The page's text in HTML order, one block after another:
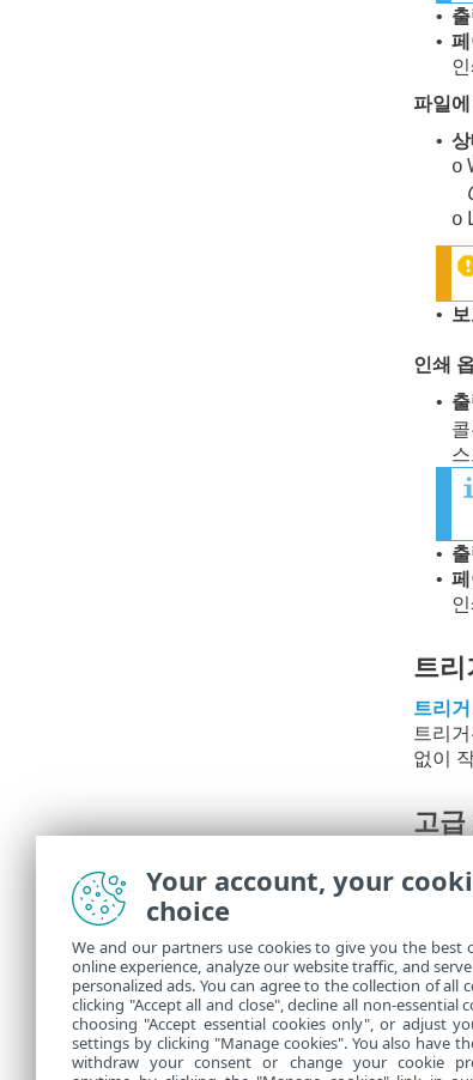
•
•
파일
•
o
o
•
인쇄
•
•
•
트리
트리거
트리
없이
고급
구성
작업
Your account, your
choice
We and our partners use cookies to give you the best
online experience, analyze our website traffic, and
personalized ads. You can agree to the collection of all
clicking "Accept all and close", decline all non-essential
choosing "Accept essential cookies only", or adjust
settings by clicking "Manage cookies". You also have
withdraw your consent or change your cookie